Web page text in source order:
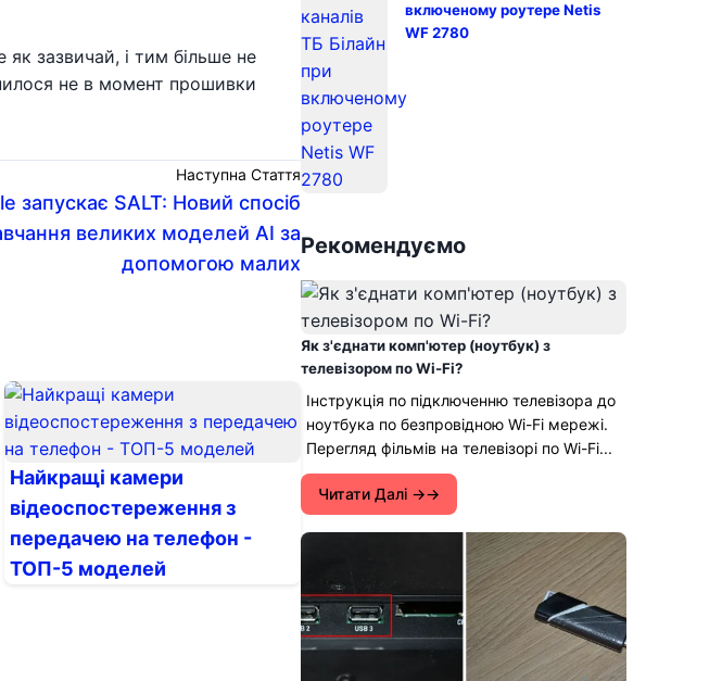
зазвичай, і тим більше не
не в момент прошивки
Наступна Стаття
запускає SALT: Новий спосіб
великих моделей AI за
допомогою малих
Найкращі камери
відеоспостереження з
передачею на телефон -
ТОП-5 моделей
включеному роутере Netis
WF 2780
Рекомендуємо
Як з'єднати комп'ютер (ноутбук) з
телевізором по Wi-Fi?
Інструкція по підключенню телевізора до
ноутбука по безпровідною Wi-Fi мережі.
Перегляд фільмів на телевізорі по Wi-Fi...
Читати Далі →